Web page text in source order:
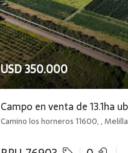
USD 350.000
Camino los horneros 11600, , Melilla